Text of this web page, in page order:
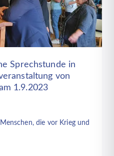
Sprechstunde in
von
1.9.2023
die vor Krieg und